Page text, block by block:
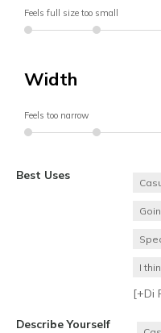
Feels full size too small
Width
Feels too narrow
Best Uses
I
[+Di
Describe Yourself